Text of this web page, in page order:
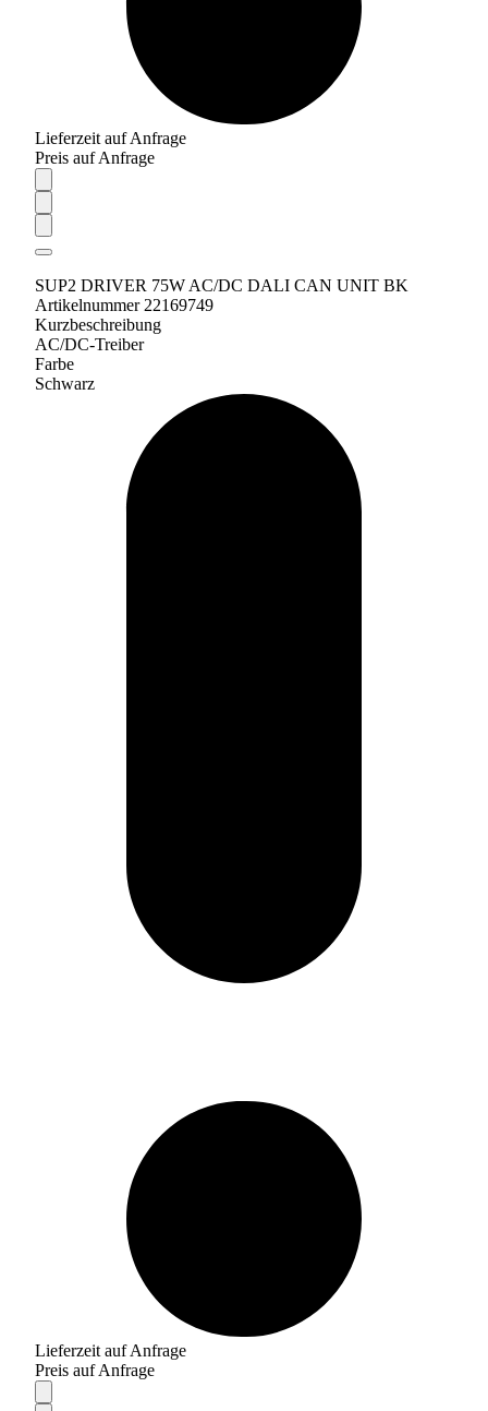
Lieferzeit auf Anfrage
Preis auf Anfrage
SUP2 DRIVER 75W AC/DC DALI CAN UNIT BK
Artikelnummer 22169749
Kurzbeschreibung
AC/DC-Treiber
Farbe
Schwarz
Lieferzeit auf Anfrage
Preis auf Anfrage